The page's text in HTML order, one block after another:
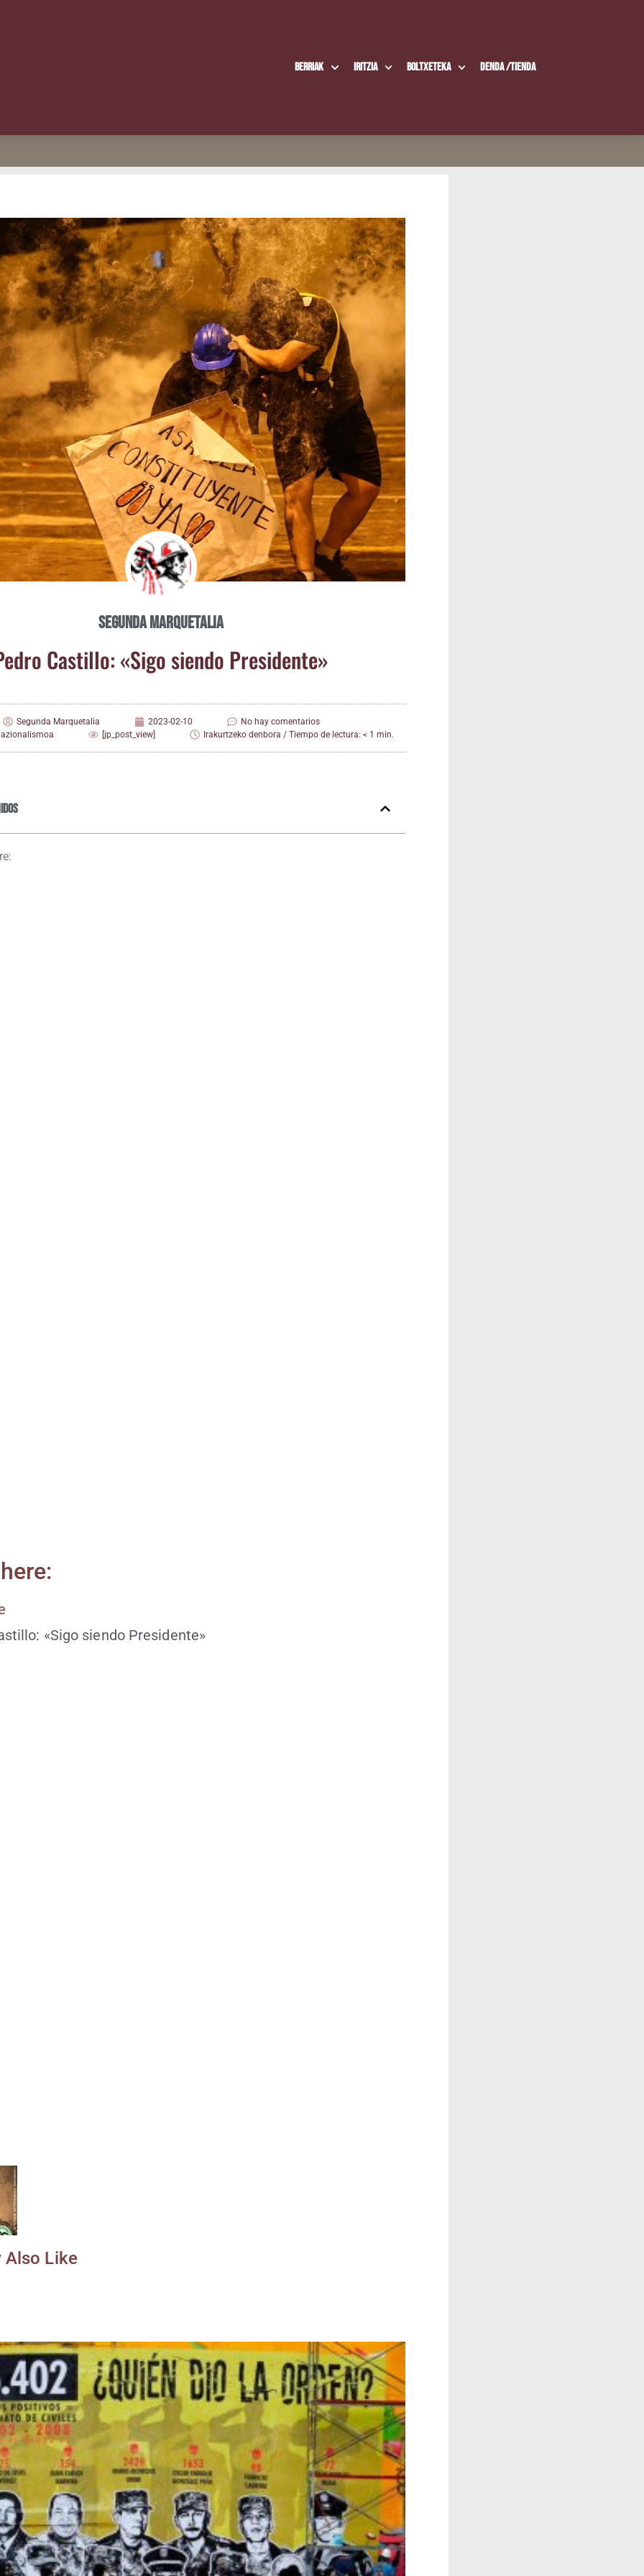
Berriak Iritzia Boltxe­te­ka Den­da /​Tien­da
Segunda Marquetalia
Cas­ti­llo: «Sigo sien­do Presidente»
Segunda Marquetalia 2023-02-10
No hay comentarios
[jp_post_view] Irakurtzeko denbora / Tiempo de lectura: < 1 min.
«Sigo sien­do Presidente»
Also Like